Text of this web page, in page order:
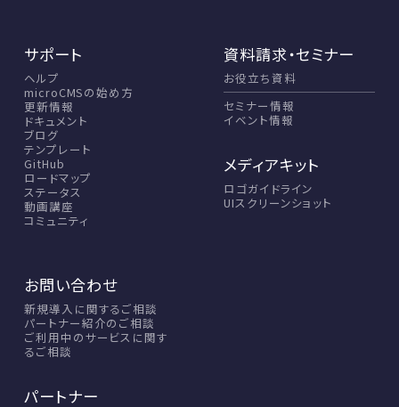
サポート
ヘルプ
microCMSの始め方
更新情報
ドキュメント
ブログ
テンプレート
GitHub
ロードマップ
ステータス
動画講座
コミュニティ
資料請求・セミナー
お役立ち資料
セミナー情報
イベント情報
メディアキット
ロゴガイドライン
UIスクリーンショット
お問い合わせ
新規導入に関するご相談
パートナー紹介のご相談
ご利用中のサービスに関す
るご相談
パートナー